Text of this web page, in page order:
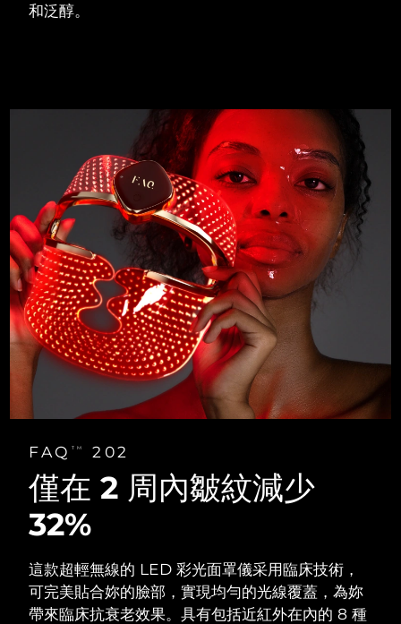
和泛醇。
FAQ TM 202
僅在 2 周內皺紋減少
32%
這款超輕無線的 LED 彩光面罩儀采用臨床技術，
可完美貼合妳的臉部，實現均勻的光線覆蓋，為妳
帶來臨床抗衰老效果。具有包括近紅外在內的 8 種